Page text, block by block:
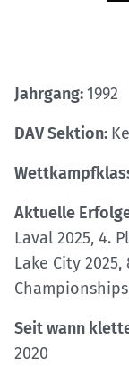
Jahrgang:1992
DAV Sektion:
Aktuelle
Laval 2025, 4.
Lake City
Championships
Seit wann
2020